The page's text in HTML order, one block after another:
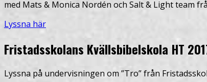
med Mats & Monica Nordén och Salt & Light team
Lyssna här
Fristadsskolans Kvällsbibelskola HT
Lyssna på undervisningen om ”Tro” från